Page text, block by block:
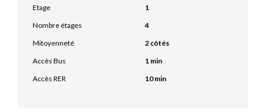
Etage
1
Nombre étages
4
Mitoyenneté
2 côtés
Accès Bus
1 min
Accès RER
10 min